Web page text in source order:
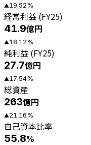
▲19.52%
経常利益 (FY25)
41.9億円
▲18.12%
純利益 (FY25)
27.7億円
▲17.54%
総資産
263億円
▲21.16%
自己資本比率
55.8%